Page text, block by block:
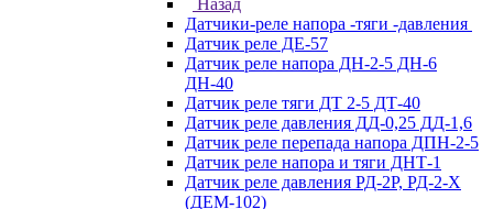
Назад
Датчики-реле напора -тяги -давления
Датчик реле ДЕ-57
Датчик реле напора ДН-2-5 ДН-6
ДН-40
Датчик реле тяги ДТ 2-5 ДТ-40
Датчик реле давления ДД-0,25 ДД-1,6
Датчик реле перепада напора ДПН-2-5
Датчик реле напора и тяги ДНТ-1
Датчик реле давления РД-2Р, РД-2-Х
(ДЕМ-102)